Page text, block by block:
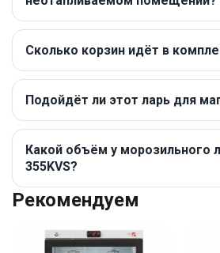
Сколько корзин идёт в
Подойдёт ли этот ларь для
Какой объём у морозильного
355KVS?
Рекомендуем